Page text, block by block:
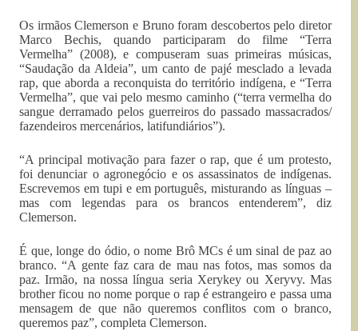
Os irmãos Clemerson e Bruno foram descobertos pelo diretor
Marco Bechis, quando participaram do filme “Terra
Vermelha” (2008), e compuseram suas primeiras músicas,
“Saudação da Aldeia”, um canto de pajé mesclado a levada
rap, que aborda a reconquista do território indígena, e “Terra
Vermelha”, que vai pelo mesmo caminho (“terra vermelha do
sangue derramado pelos guerreiros do passado massacrados/
fazendeiros mercenários, latifundiários”).
“A principal motivação para fazer o rap, que é um protesto,
foi denunciar o agronegócio e os assassinatos de indígenas.
Escrevemos em tupi e em português, misturando as línguas –
mas com legendas para os brancos entenderem”, diz
Clemerson.
É que, longe do ódio, o nome Brô MCs é um sinal de paz ao
branco. “A gente faz cara de mau nas fotos, mas somos da
paz. Irmão, na nossa língua seria Xerykey ou Xeryvy. Mas
brother ficou no nome porque o rap é estrangeiro e passa uma
mensagem de que não queremos conflitos com o branco,
queremos paz”, completa Clemerson.